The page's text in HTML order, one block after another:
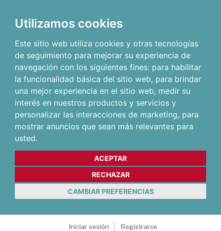
Utilizamos cookies
Este sitio web utiliza cookies y otras tecnologías
de seguimiento para mejorar su experiencia de
navegación con los siguientes fines: para habilitar
la funcionalidad básica del sitio web, para brindar
una mejor experiencia en el sitio web, medir su
interés en nuestros productos y servicios y
personalizar las interacciones de marketing, para
mostrar anuncios que sean más relevantes para
usted.
ACEPTAR
RECHAZAR
CAMBIAR PREFERENCIAS
Iniciar sesión
Registrarse